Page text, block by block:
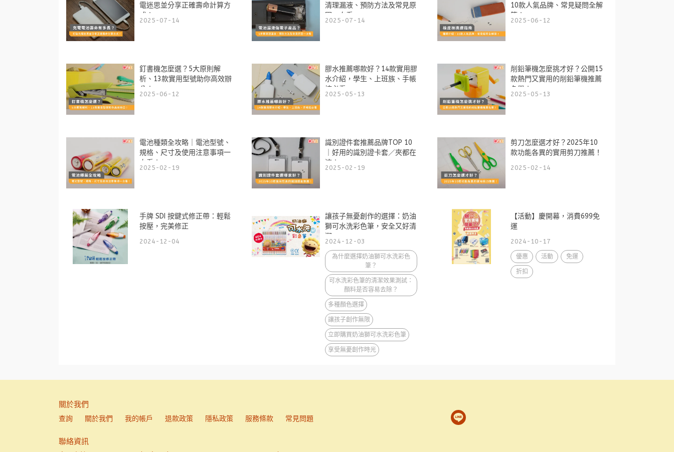
電迷思並分享正確壽命計算方
式！
2025-07-14
清理漏液、預防方法及常見原
因一次看
2025-07-14
10款人氣品牌、常見疑問全解
答！
2025-06-12
釘書機怎麼選？5大原則解
析、13款實用型號助你高效辦
公！
2025-06-12
膠水推薦哪款好？14款實用膠
水介紹，學生、上班族、手帳
控必看
2025-05-13
削鉛筆機怎麼挑才好？公開15
款熱門又實用的削鉛筆機推薦
名單！
2025-05-13
電池種類全攻略｜電池型號、
規格、尺寸及使用注意事項一
次看！
2025-02-19
識別證件套推薦品牌TOP 10
｜好用的識別證卡套／夾都在
這！
2025-02-19
剪刀怎麼選才好？2025年10
款功能各異的實用剪刀推薦！
2025-02-14
手牌 SDI 按鍵式修正帶：輕鬆
按壓，完美修正
2024-12-04
讓孩子無憂創作的選擇：奶油
獅可水洗彩色筆，安全又好清
潔
2024-12-03
為什麼選擇奶油獅可水洗彩色
筆？
可水洗彩色筆的清潔效果測試：
顏料是否容易去除？
多種顏色選擇
讓孩子創作無限
立即購買奶油獅可水洗彩色筆
享受無憂創作時光
【活動】慶開幕，消費699免
運
2024-10-17
優惠 活動 免運
折扣
關於我們
查詢 關於我們 我的帳戶 退款政策 隱私政策 服務條款 常見問題
聯絡資訊